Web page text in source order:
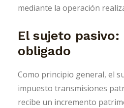
mediante la operación
El sujeto
obligado
Como principio general, el
impuesto transmisiones
recibe un incremento